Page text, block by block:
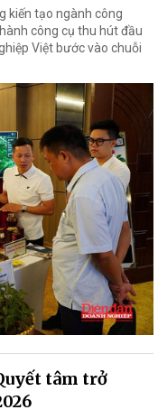
kiến tạo ngành công
công cụ thu hút đầu
Việt bước vào chuỗi
tâm trở